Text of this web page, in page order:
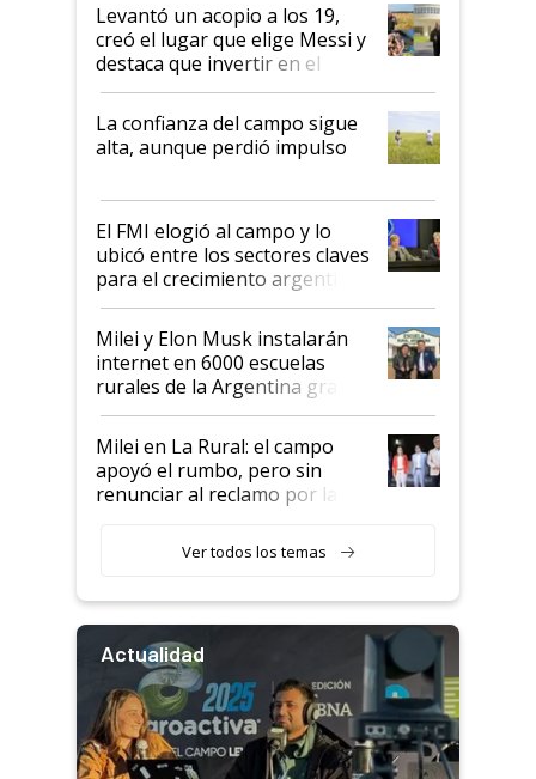
Levantó un acopio a los 19,
creó el lugar que elige Messi y
destaca que invertir en el
kirchnerismo era como "darle
plata a un hijo para droga":
Juan Félix Rossetti, el libertario
que de una dura crisis salió
de Milei
La confianza del campo sigue
alta, aunque perdió impulso
El FMI elogió al campo y lo
ubicó entre los sectores claves
para el crecimiento argentino
Milei y Elon Musk instalarán
internet en 6000 escuelas
rurales de la Argentina gracias
a un acuerdo con Starlink
Milei en La Rural: el campo
apoyó el rumbo, pero sin
renunciar al reclamo por las
Ver todos los temas
Actualidad